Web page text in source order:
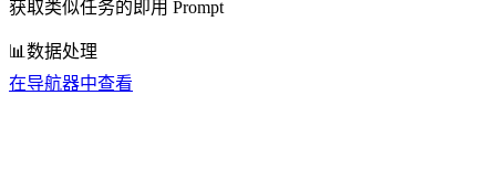
获取类似任务的即用 Prompt
📊 数据处理
在导航器中查看